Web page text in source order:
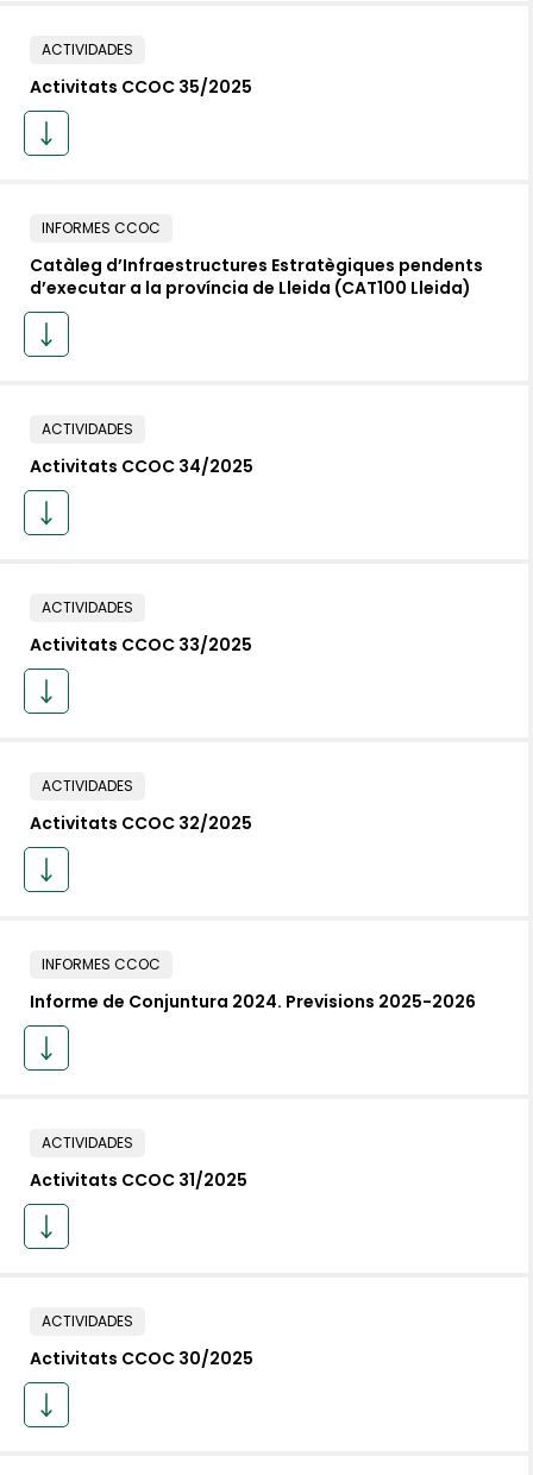
ACTIVIDADES
Activitats CCOC 35/2025
INFORMES CCOC
Catàleg d’Infraestructures Estratègiques pendents
d’executar a la província de Lleida (CAT100 Lleida)
ACTIVIDADES
Activitats CCOC 34/2025
ACTIVIDADES
Activitats CCOC 33/2025
ACTIVIDADES
Activitats CCOC 32/2025
INFORMES CCOC
Informe de Conjuntura 2024. Previsions 2025-2026
ACTIVIDADES
Activitats CCOC 31/2025
ACTIVIDADES
Activitats CCOC 30/2025